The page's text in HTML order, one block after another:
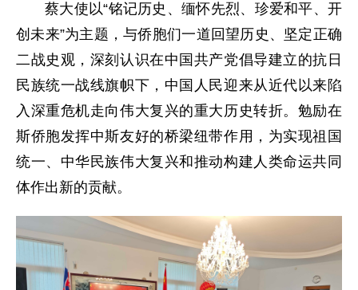
蔡大使以“铭记历史、缅怀先烈、珍爱和平、开
创未来”为主题，与侨胞们一道回望历史、坚定正确
二战史观，深刻认识在中国共产党倡导建立的抗日
民族统一战线旗帜下，中国人民迎来从近代以来陷
入深重危机走向伟大复兴的重大历史转折。勉励在
斯侨胞发挥中斯友好的桥梁纽带作用，为实现祖国
统一、中华民族伟大复兴和推动构建人类命运共同
体作出新的贡献。